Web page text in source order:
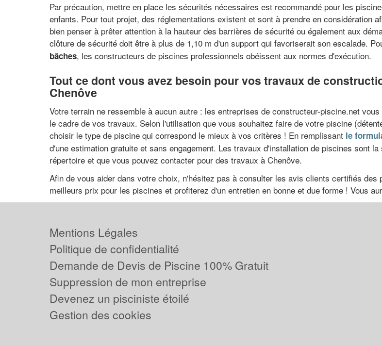
Par précaution, mettre en place les sécurités nécessaires est recommandé pour les
enfants. Pour tout projet, des réglementations existent et sont à prendre en considération
bien penser à prêter attention à la hauteur des barrières de sécurité ou également aux
clôture de sécurité doit être à plus de 1,10 m d'un support qui favoriserait son escalade.
bâches, les constructeurs de piscines professionnels obéissent aux normes d'exécution.
Tout ce dont vous avez besoin pour vos travaux de
Chenôve
Votre terrain ne ressemble à aucun autre : les entreprises de constructeur-piscine.net
le cadre de vos travaux. Selon l'utilisation que vous souhaitez faire de votre piscine
choisir le type de piscine qui correspond le mieux à vos critères ! En remplissant le
d'une estimation gratuite et sans engagement. Les travaux d'installation de piscines sont
répertoire et que vous pouvez contacter pour des travaux à Chenôve.
Afin de vous aider dans votre choix, n'hésitez pas à consulter les avis clients certifiés
meilleurs prix pour les piscines et profiterez d'un entretien en bonne et due forme ! Vous
Mentions Légales
Politique de confidentialité
Demande de Devis de Piscine 100% Gratuit
Suppression de mon entreprise
Devenez un pisciniste étoilé
Gestion des cookies